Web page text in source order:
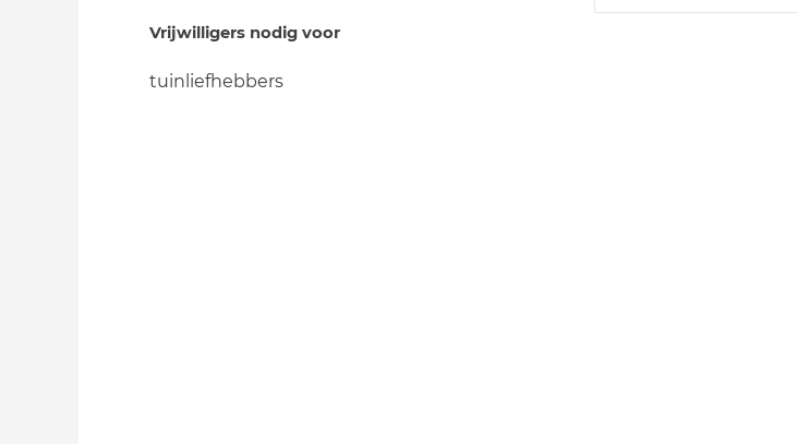
Vrijwilligers nodig voor
tuinliefhebbers